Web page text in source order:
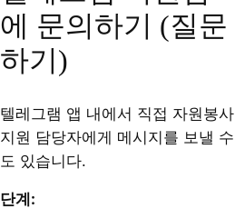
에 문의하기 (질문
하기)
텔레그램 앱 내에서 직접 자원봉사
지원 담당자에게 메시지를 보낼 수
도 있습니다.
단계: